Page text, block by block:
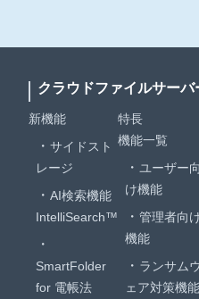
クラウドファイルサー
新機能
サイドスト
レージ
AI検索機能
IntelliSearch™
SmartFolder
for 電帳法
特長
機能一覧
ユーザー向
け機能
管理者向
機能
ランサムウ
ェア対策機能